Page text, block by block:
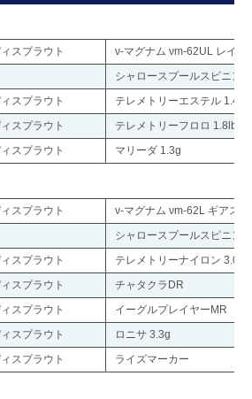
スプラウト
ν-マグナム νm-62UL レイリ
シャロースプールスピニン
スプラウト
テレメトリーエステル 1.4lb
スプラウト
テレメトリーフロロ 1.8lb
スプラウト マリーダ 1.3g
スプラウト
ν-マグナム νm-62L ギアス(
シャロースプールスピニン
スプラウト
テレメトリーナイロン 3.0lb
スプラウト
チャタクラDR
スプラウト
イーグルプレイヤーMR
スプラウト
ロニサ 3.3g
スプラウト ライズマーカー